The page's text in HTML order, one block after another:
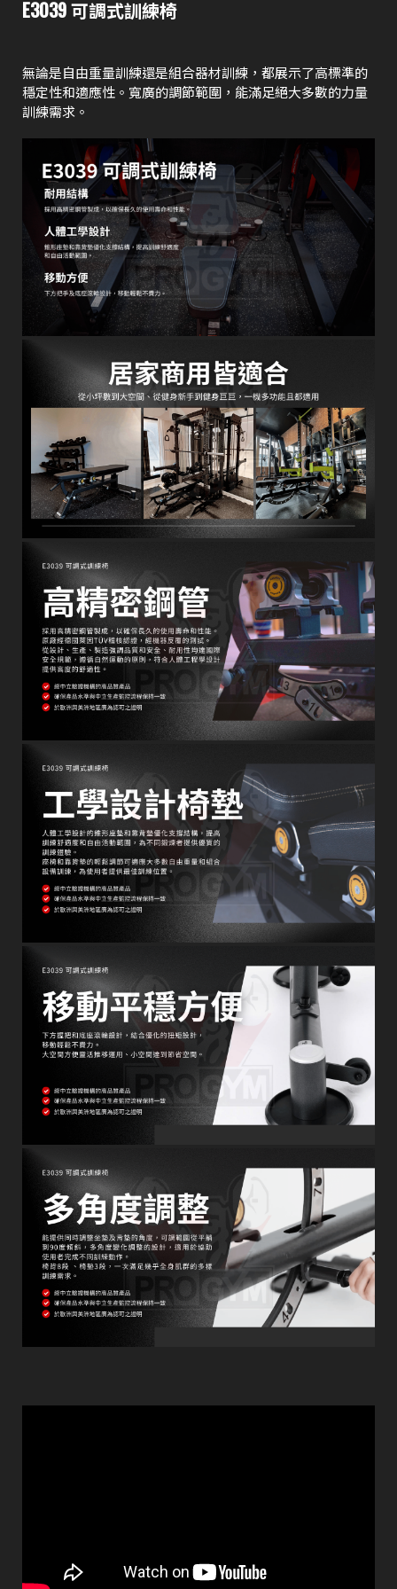
E3039 可調式訓練椅
無論是自由重量訓練還是組合器材訓練，都展示了高標準的
穩定性和適應性。寬廣的調節範圍，能滿足絕大多數的力量
訓練需求。